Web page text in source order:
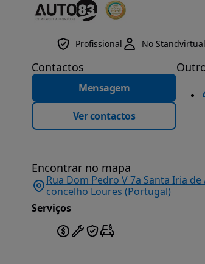
Profissional No
Contactos
Mensagem
Ver contactos
Encontrar no mapa
Rua Dom Pedro V 7a Santa Iria de
concelho Loures (Portugal)
Serviços